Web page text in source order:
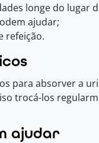
longe do lugar
ajudar;
refeição.
para absorver a
trocá-los
ajudar